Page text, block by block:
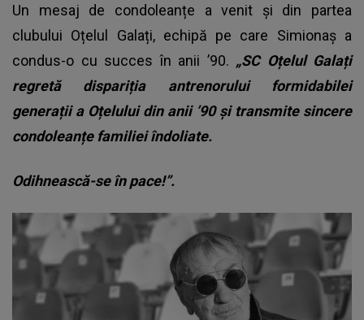
Un mesaj de condoleanțe a venit și din partea
clubului Oțelul Galați, echipă pe care Simionaș a
condus-o cu succes în anii ’90. „SC Oțelul Galați
regretă dispariția antrenorului formidabilei
generații a Oțelului din anii ’90 și transmite sincere
condoleanțe familiei îndoliate.
Odihnească-se în pace!”.